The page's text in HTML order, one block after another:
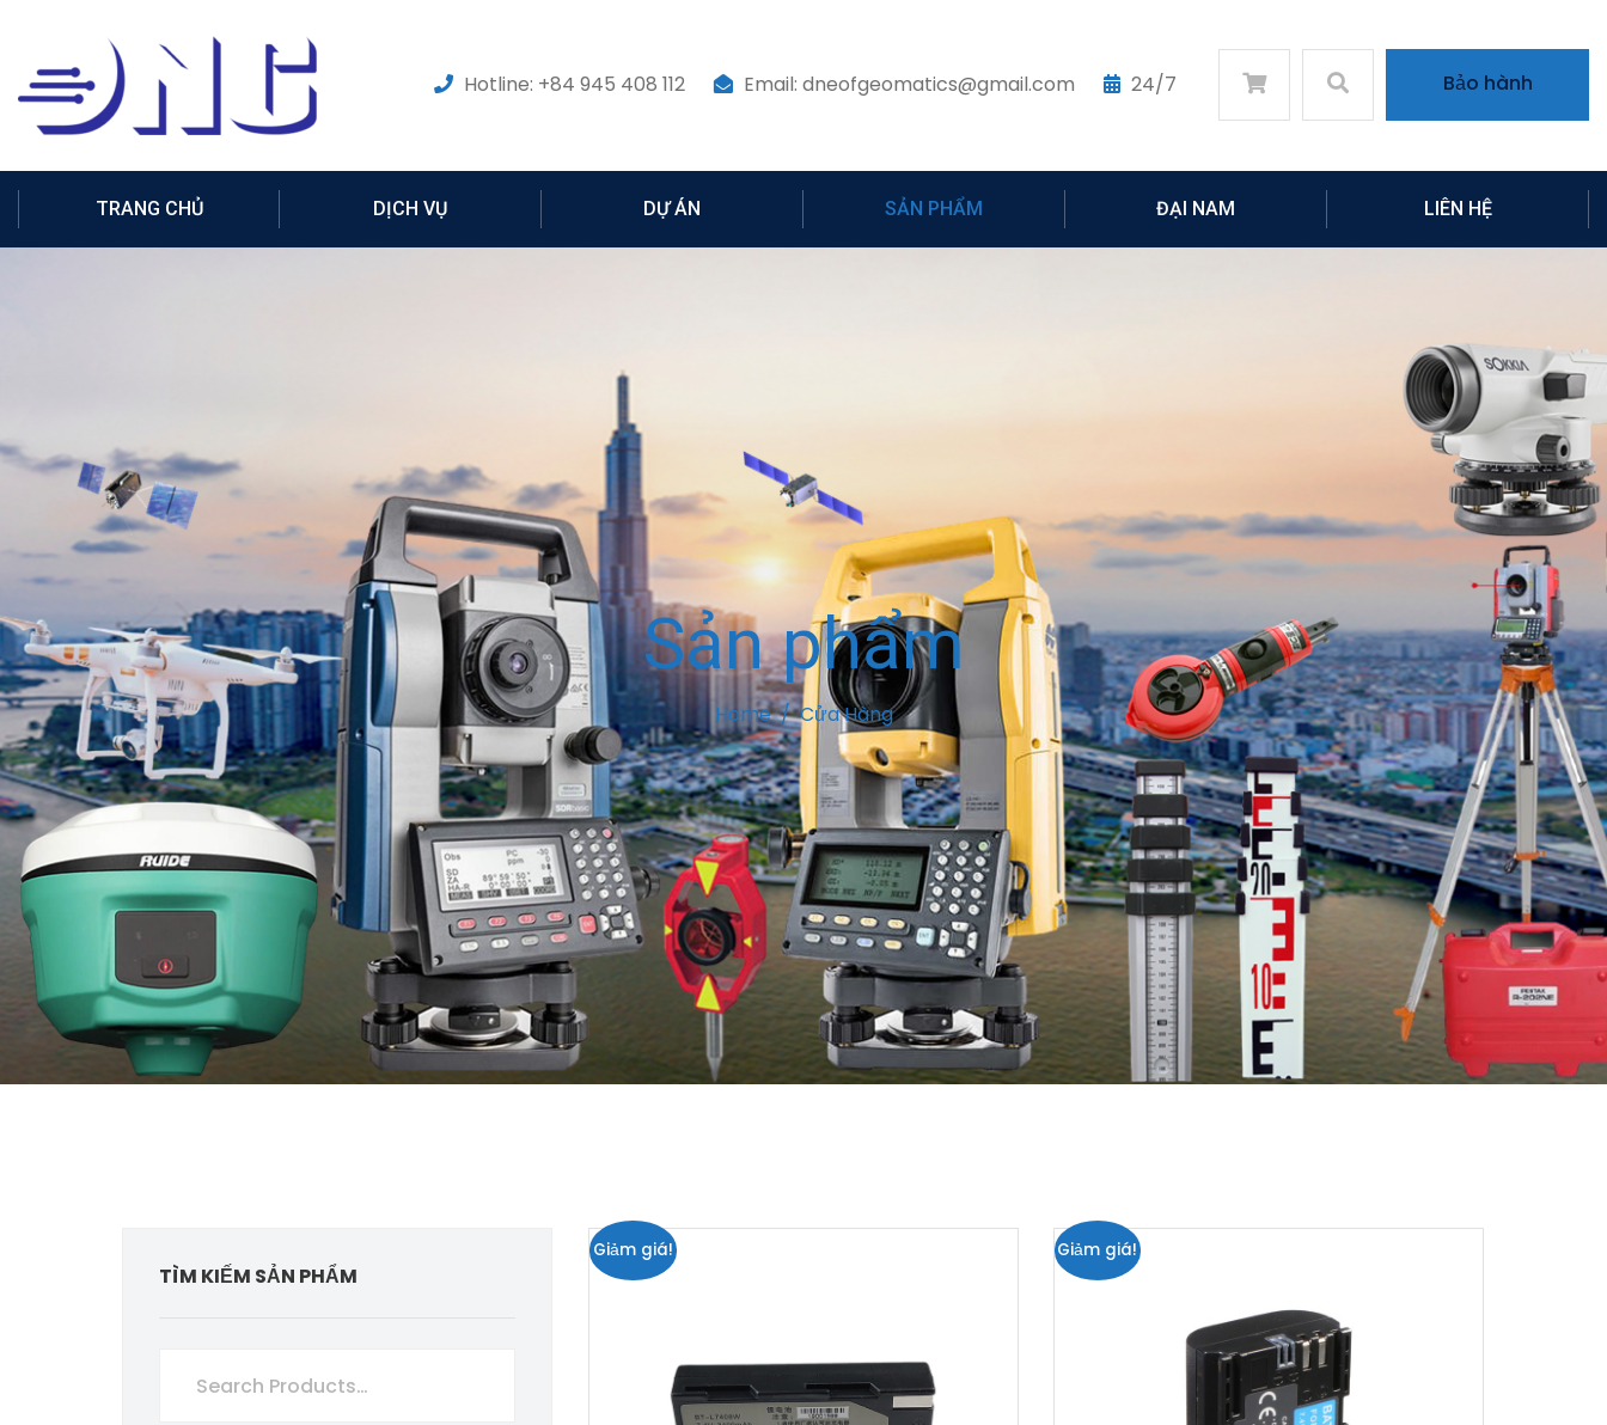
Hotline: +84 945 408 112 Email: dneofgeomatics@gmail.com 24/7 Bảo hành
TRANG CHỦ DỊCH VỤ DỰ ÁN SẢN PHẨM ĐẠI NAM LIÊN HỆ
Sản phẩm
Home Cửa Hàng
TÌM KIẾM SẢN PHẨM
Giảm giá! Giảm giá!